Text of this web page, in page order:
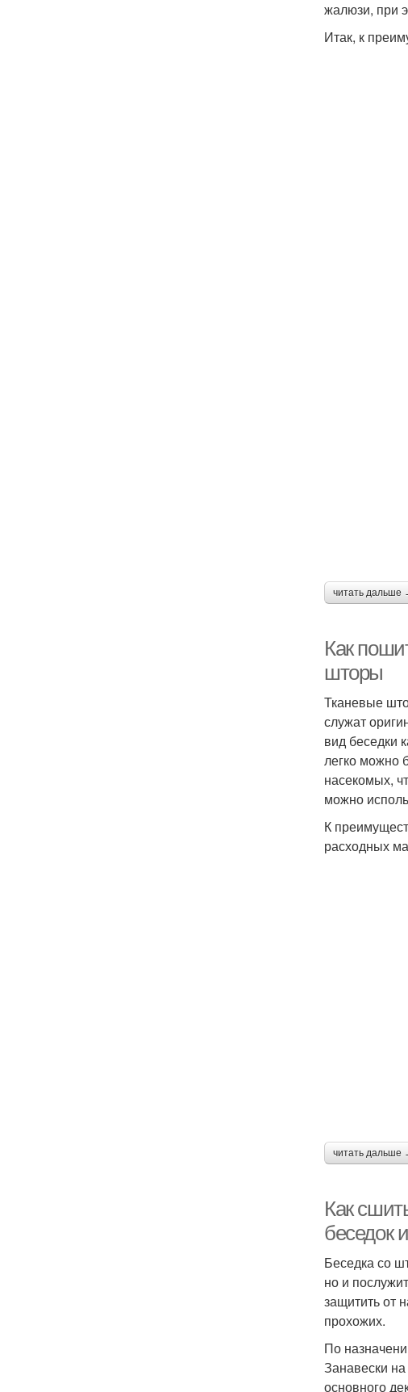
жалюзи, при
Итак, к
читать дальше
Как
шторы
Тканевые
служат
вид беседки
легко можно
насекомых,
можно
К
расходных
читать дальше
Как
беседок
Беседка со
но и
защитить от
прохожих.
По
Занавески
основного